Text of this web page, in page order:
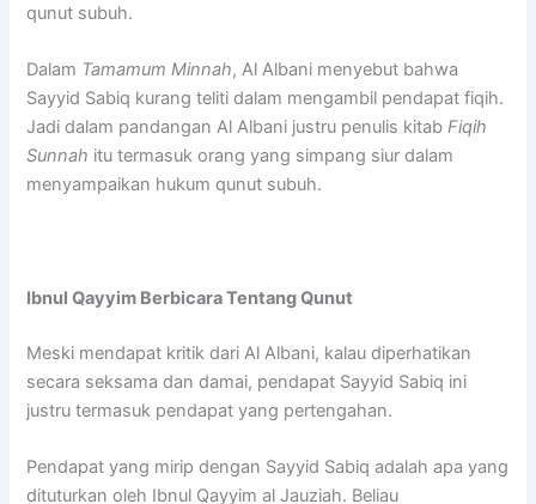
qunut subuh.
Dalam Tamamum Minnah, Al Albani menyebut bahwa
Sayyid Sabiq kurang teliti dalam mengambil pendapat fiqih.
Jadi dalam pandangan Al Albani justru penulis kitabFiqih
Sunnah itu termasuk orang yang simpang siur dalam
menyampaikan hukum qunut subuh.
Ibnul Qayyim Berbicara Tentang Qunut
Meski mendapat kritik dari Al Albani, kalau diperhatikan
secara seksama dan damai, pendapat Sayyid Sabiq ini
justru termasuk pendapat yang pertengahan.
Pendapat yang mirip dengan Sayyid Sabiq adalah apa yang
dituturkan oleh Ibnul Qayyim al Jauziah. Beliau